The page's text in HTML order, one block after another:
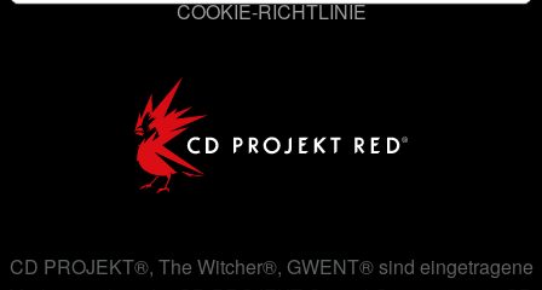
gegebenenfalls auch Teile unserer Cookies an unsere
Alle Details zu unserer Nutzung von Cookies findest du
unten im Menü „Einstellungen“, wo du, falls gewünscht,
auch alle Einstellungen rund um das Thema Cookies
COOKIE-RICHTLINIE
CD PROJEKT®, The Witcher®, GWENT® sind eingetragene